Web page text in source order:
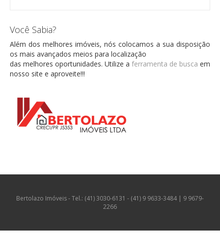
Você Sabia?
Além dos melhores imóveis, nós colocamos a sua disposição
os mais avançados meios para localização
das melhores oportunidades. Utilize a ferramenta de busca em
nosso site e aproveite!!!
Bertolazo Imóveis - Tel.: (41) 3030-6131 - (41) 9 9633-3484 | 9 9679-
2266